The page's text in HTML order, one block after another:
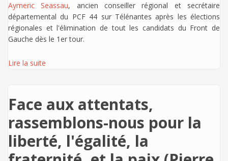
Aymeric Seassau, ancien conseiller régional et secrétaire
départemental du PCF 44 sur Télénantes après les élections
régionales et l'élimination de tout les candidats du Front de
Gauche dès le 1er tour.
Lire la suite
Face aux attentats,
rassemblons-nous pour la
liberté, l'égalité, la